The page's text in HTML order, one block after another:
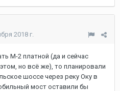
2018 г.
М-2 платной (да и сейчас
но всё же), то планировали
шоссе через реку Оку в
мост оставили бы